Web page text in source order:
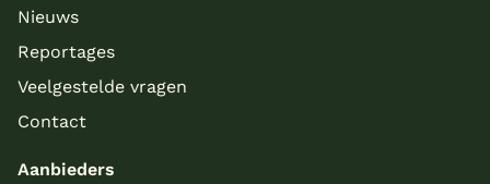
Nieuws
Reportages
Veelgestelde vragen
Contact
Aanbieders